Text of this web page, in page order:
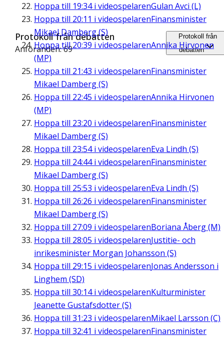
Hoppa till 19:34i videospelarenGulan Avci (L)
Hoppa till 20:11 i videospelarenFinansminister
Mikael Damberg (S)
Hoppa till20:39 i videospelarenAnnika Hirvonen
(MP)
Hoppa till 21:43 i videospelarenFinansminister
Mikael Damberg (S)
Hoppa till 22:45 i videospelarenAnnika Hirvonen
(MP)
Hoppa till 23:20 i videospelarenFinansminister
Mikael Damberg (S)
Hoppa till 23:54i videospelarenEva Lindh (S)
Hoppa till 24:44i videospelarenFinansminister
Mikael Damberg (S)
Hoppa till 25:53 i videospelarenEva Lindh (S)
Hoppa till 26:26 i videospelarenFinansminister
Mikael Damberg (S)
Hoppa till 27:09 i videospelarenBoriana Åberg (M)
Hoppa till 28:05 i videospelarenJustitie- och
inrikesminister Morgan Johansson (S)
Hoppa till 29:15 i videospelarenJonas Andersson i
Linghem (SD)
Hoppa till 30:14i videospelarenKulturminister
Jeanette Gustafsdotter (S)
Hoppa till 31:23 i videospelarenMikael Larsson (C)
Hoppa till 32:41 i videospelarenFinansminister
Protokoll från debatten
Anföranden: 69
Protokoll från
debatten